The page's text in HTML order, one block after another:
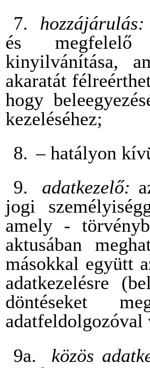
7.
hozzájárulás:
és megfelelő
kinyilvánítása,
akaratát
hogy
kezeléséhez;
8. – hatályon
9.
adatkezelő:
jogi
amely -
aktusában
másokkal együtt
adatkezelésre
döntéseket
adatfeldolgozóval
9a.
közös